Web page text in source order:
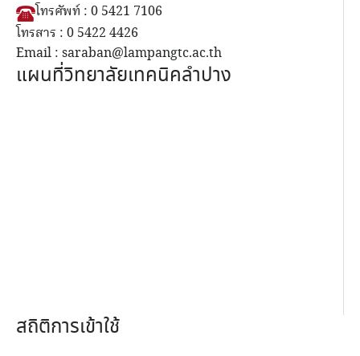
โทรศัพท์ : 0 5421 7106
โทรสาร : 0 5422 4426
Email : saraban@lampangtc.ac.th
แผนที่วิทยาลัยเทคนิคลำปาง
สถิติการเข้าใช้